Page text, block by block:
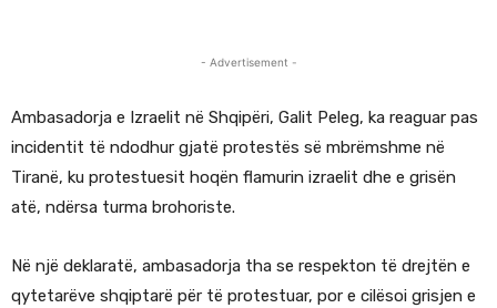
- Advertisement -
Ambasadorja e Izraelit në Shqipëri, Galit Peleg, ka reaguar pas
incidentit të ndodhur gjatë protestës së mbrëmshme në
Tiranë, ku protestuesit hoqën flamurin izraelit dhe e grisën
atë, ndërsa turma brohoriste.
Në një deklaratë, ambasadorja tha se respekton të drejtën e
qytetarëve shqiptarë për të protestuar, por e cilësoi grisjen e